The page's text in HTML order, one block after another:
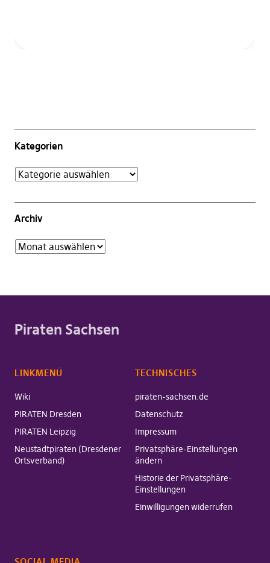
Kategorien
Archiv
Piraten Sachsen
LINKMENÜ
Wiki
PIRATEN Dresden
PIRATEN Leipzig
Neustadtpiraten (Dresdener
Ortsverband)
TECHNISCHES
piraten-sachsen.de
Datenschutz
Impressum
Privatsphäre-Einstellungen
ändern
Historie der Privatsphäre-
Einstellungen
Einwilligungen widerrufen